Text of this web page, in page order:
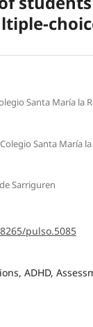
Santa María la
Santa María
Sarriguren
pulso.5085
ADHD,